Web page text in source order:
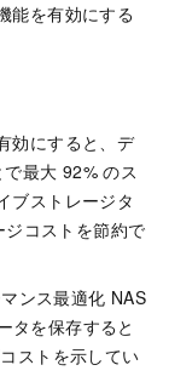
能を有効にする
効にすると、デ
最大 92% のス
ブストレージタ
コストを節約で
ンス最適化 NAS
タを保存すると
ストを示してい